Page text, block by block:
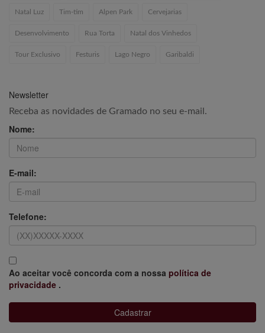
Natal Luz Tim-tim Alpen Park Cervejarias
Desenvolvimento Rua Torta Natal dos Vinhedos
Tour Exclusivo Festuris Lago Negro Garibaldi
Newsletter
Receba as novidades de Gramado no seu e-mail.
Nome:
E-mail:
Telefone:
Ao aceitar você concorda com a nossa política de
privacidade .
Cadastrar